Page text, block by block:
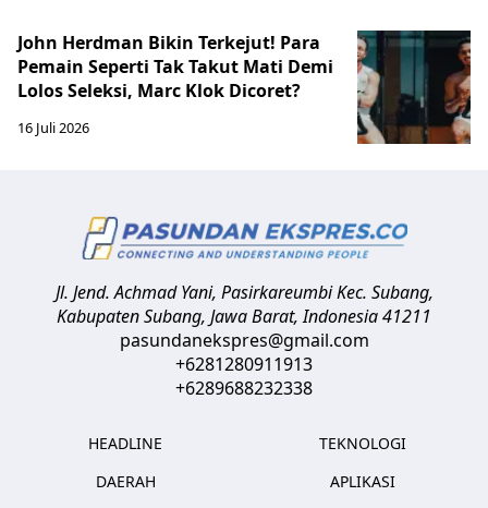
John Herdman Bikin Terkejut! Para
Pemain Seperti Tak Takut Mati Demi
Lolos Seleksi, Marc Klok Dicoret?
16 Juli 2026
Jl. Jend. Achmad Yani, Pasirkareumbi Kec. Subang,
Kabupaten Subang, Jawa Barat,Indonesia41211
pasundanekspres@gmail.com
+6281280911913
+6289688232338
HEADLINE
DAERAH
TEKNOLOGI
APLIKASI